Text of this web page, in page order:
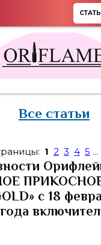
Все статьи
1 2 3 4 5 ...
с 18